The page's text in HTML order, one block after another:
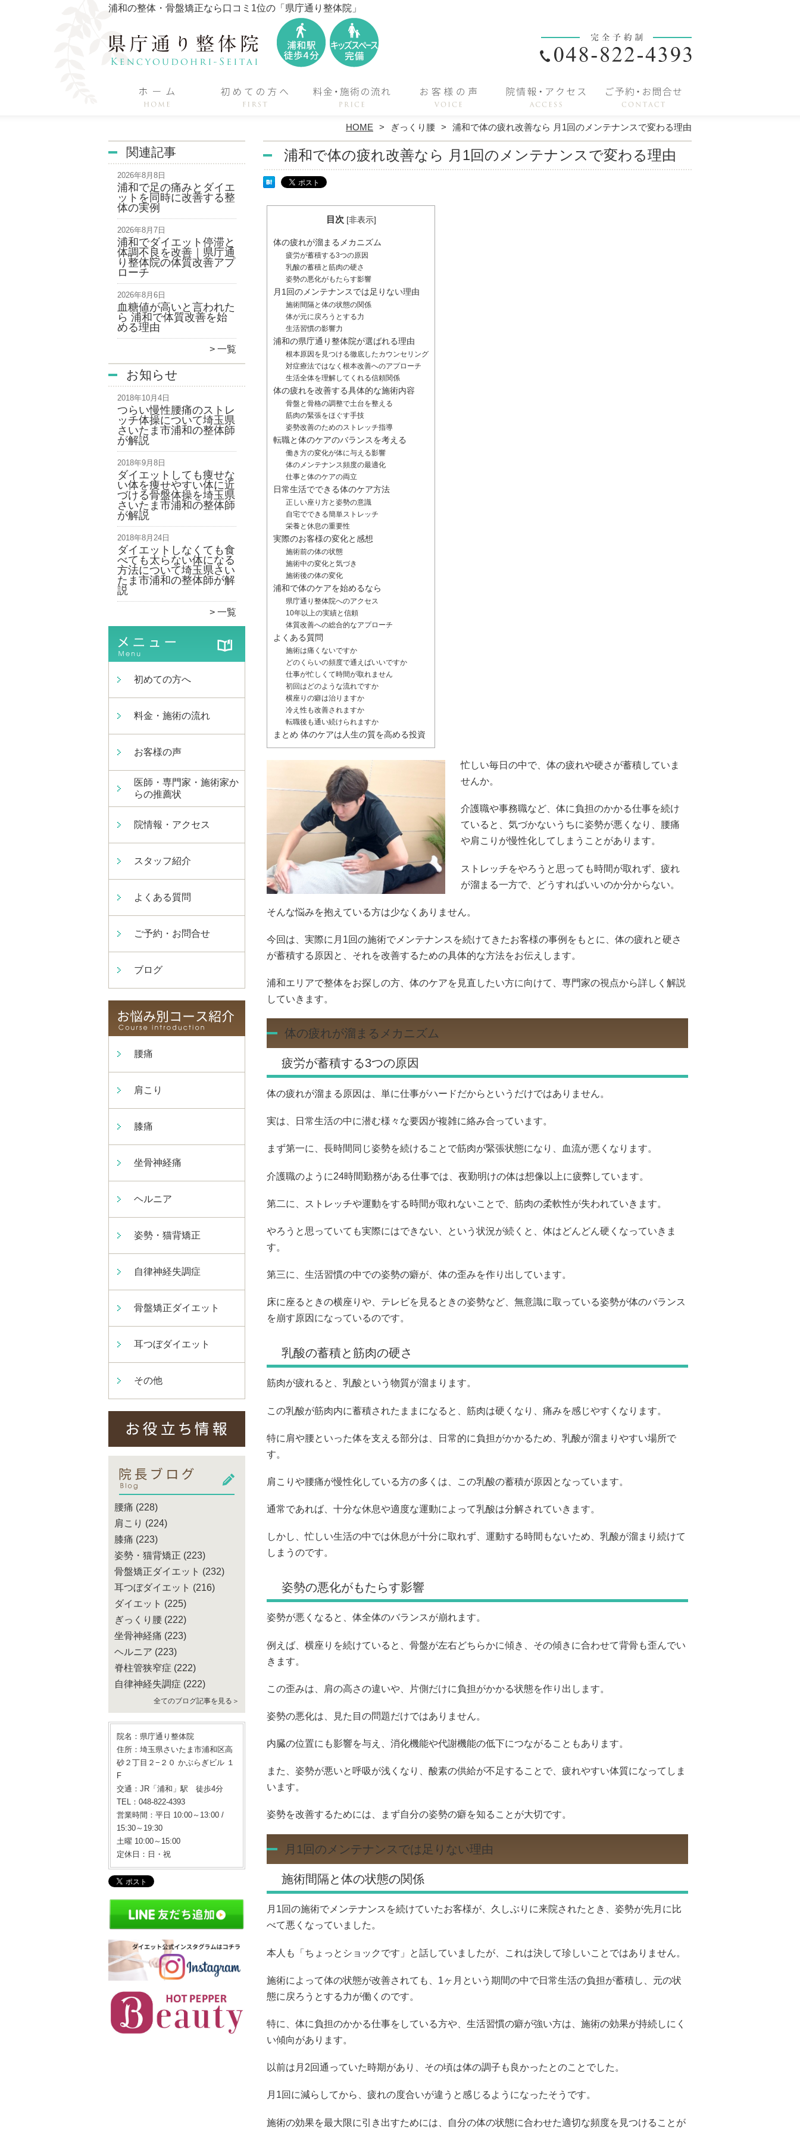
浦和の整体・骨盤矯正なら口コミ1位の「県庁通り整体院」
HOME ぎっくり腰 浦和で体の疲れ改善なら 月1回のメンテナンスで変わる理由
関連記事
2026年8月8日
浦和で足の痛みとダイエ
ットを同時に改善する整
体の実例
2026年8月7日
浦和でダイエット停滞と
体調不良を改善｜県庁通
り整体院の体質改善アプ
ローチ
2026年8月6日
血糖値が高いと言われた
ら 浦和で体質改善を始
める理由
一覧
お知らせ
2018年10月4日
つらい慢性腰痛のストレ
ッチ体操について埼玉県
さいたま市浦和の整体師
が解説
2018年9月8日
ダイエットしても痩せな
い体を痩せやすい体に近
づける骨盤体操を埼玉県
さいたま市浦和の整体師
が解説
2018年8月24日
ダイエットしなくても食
べても太らない体になる
方法について埼玉県さい
たま市浦和の整体師が解
説
一覧
初めての方へ
料金・施術の流れ
お客様の声
医師・専門家・施術家か
らの推薦状
院情報・アクセス
スタッフ紹介
よくある質問
ご予約・お問合せ
ブログ
腰痛
肩こり
膝痛
坐骨神経痛
ヘルニア
姿勢・猫背矯正
自律神経失調症
骨盤矯正ダイエット
耳つぼダイエット
その他
腰痛 (228)
肩こり (224)
膝痛 (223)
姿勢・猫背矯正 (223)
骨盤矯正ダイエット (232)
耳つぼダイエット (216)
ダイエット (225)
ぎっくり腰 (222)
坐骨神経痛 (223)
ヘルニア (223)
脊柱管狭窄症 (222)
自律神経失調症 (222)
全てのブログ記事を見る＞
院名：県庁通り整体院
住所：埼玉県さいたま市浦和区高
砂２丁目２−２０ かぶらぎビル １
F
交通：JR「浦和」駅 徒歩4分
TEL：048-822-4393
営業時間：平日 10:00～13:00 /
15:30～19:30
土曜 10:00～15:00
定休日：日・祝
浦和で体の疲れ改善なら 月1回のメンテナンスで変わる理由
目次 [非表示]
体の疲れが溜まるメカニズム
疲労が蓄積する3つの原因
乳酸の蓄積と筋肉の硬さ
姿勢の悪化がもたらす影響
月1回のメンテナンスでは足りない理由
施術間隔と体の状態の関係
体が元に戻ろうとする力
生活習慣の影響力
浦和の県庁通り整体院が選ばれる理由
根本原因を見つける徹底したカウンセリング
対症療法ではなく根本改善へのアプローチ
生活全体を理解してくれる信頼関係
体の疲れを改善する具体的な施術内容
骨盤と骨格の調整で土台を整える
筋肉の緊張をほぐす手技
姿勢改善のためのストレッチ指導
転職と体のケアのバランスを考える
働き方の変化が体に与える影響
体のメンテナンス頻度の最適化
仕事と体のケアの両立
日常生活でできる体のケア方法
正しい座り方と姿勢の意識
自宅でできる簡単ストレッチ
栄養と休息の重要性
実際のお客様の変化と感想
施術前の体の状態
施術中の変化と気づき
施術後の体の変化
浦和で体のケアを始めるなら
県庁通り整体院へのアクセス
10年以上の実績と信頼
体質改善への総合的なアプローチ
よくある質問
施術は痛くないですか
どのくらいの頻度で通えばいいですか
仕事が忙しくて時間が取れません
初回はどのような流れですか
横座りの癖は治りますか
冷え性も改善されますか
転職後も通い続けられますか
まとめ 体のケアは人生の質を高める投資
忙しい毎日の中で、体の疲れや硬さが蓄積していま
せんか。
介護職や事務職など、体に負担のかかる仕事を続け
ていると、気づかないうちに姿勢が悪くなり、腰痛
や肩こりが慢性化してしまうことがあります。
ストレッチをやろうと思っても時間が取れず、疲れ
が溜まる一方で、どうすればいいのか分からない。
そんな悩みを抱えている方は少なくありません。
今回は、実際に月1回の施術でメンテナンスを続けてきたお客様の事例をもとに、体の疲れと硬さ
が蓄積する原因と、それを改善するための具体的な方法をお伝えします。
浦和エリアで整体をお探しの方、体のケアを見直したい方に向けて、専門家の視点から詳しく解説
していきます。
体の疲れが溜まるメカニズム
疲労が蓄積する3つの原因
体の疲れが溜まる原因は、単に仕事がハードだからというだけではありません。
実は、日常生活の中に潜む様々な要因が複雑に絡み合っています。
まず第一に、長時間同じ姿勢を続けることで筋肉が緊張状態になり、血流が悪くなります。
介護職のように24時間勤務がある仕事では、夜勤明けの体は想像以上に疲弊しています。
第二に、ストレッチや運動をする時間が取れないことで、筋肉の柔軟性が失われていきます。
やろうと思っていても実際にはできない、という状況が続くと、体はどんどん硬くなっていきま
す。
第三に、生活習慣の中での姿勢の癖が、体の歪みを作り出しています。
床に座るときの横座りや、テレビを見るときの姿勢など、無意識に取っている姿勢が体のバランス
を崩す原因になっているのです。
乳酸の蓄積と筋肉の硬さ
筋肉が疲れると、乳酸という物質が溜まります。
この乳酸が筋肉内に蓄積されたままになると、筋肉は硬くなり、痛みを感じやすくなります。
特に肩や腰といった体を支える部分は、日常的に負担がかかるため、乳酸が溜まりやすい場所で
す。
肩こりや腰痛が慢性化している方の多くは、この乳酸の蓄積が原因となっています。
通常であれば、十分な休息や適度な運動によって乳酸は分解されていきます。
しかし、忙しい生活の中では休息が十分に取れず、運動する時間もないため、乳酸が溜まり続けて
しまうのです。
姿勢の悪化がもたらす影響
姿勢が悪くなると、体全体のバランスが崩れます。
例えば、横座りを続けていると、骨盤が左右どちらかに傾き、その傾きに合わせて背骨も歪んでい
きます。
この歪みは、肩の高さの違いや、片側だけに負担がかかる状態を作り出します。
姿勢の悪化は、見た目の問題だけではありません。
内臓の位置にも影響を与え、消化機能や代謝機能の低下につながることもあります。
また、姿勢が悪いと呼吸が浅くなり、酸素の供給が不足することで、疲れやすい体質になってしま
います。
姿勢を改善するためには、まず自分の姿勢の癖を知ることが大切です。
月1回のメンテナンスでは足りない理由
施術間隔と体の状態の関係
月1回の施術でメンテナンスを続けていたお客様が、久しぶりに来院されたとき、姿勢が先月に比
べて悪くなっていました。
本人も「ちょっとショックです」と話していましたが、これは決して珍しいことではありません。
施術によって体の状態が改善されても、1ヶ月という期間の中で日常生活の負担が蓄積し、元の状
態に戻ろうとする力が働くのです。
特に、体に負担のかかる仕事をしている方や、生活習慣の癖が強い方は、施術の効果が持続しにく
い傾向があります。
以前は月2回通っていた時期があり、その頃は体の調子も良かったとのことでした。
月1回に減らしてから、疲れの度合いが違うと感じるようになったそうです。
施術の効果を最大限に引き出すためには、自分の体の状態に合わせた適切な頻度を見つけることが